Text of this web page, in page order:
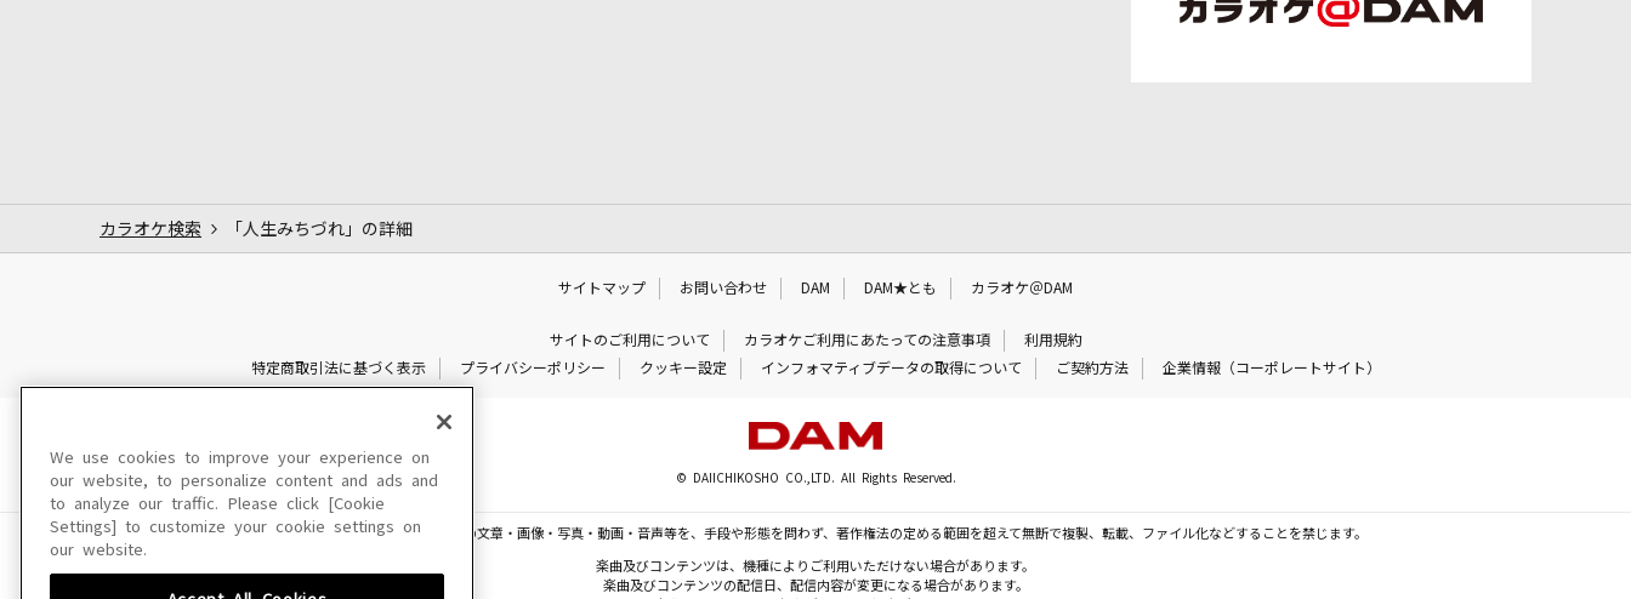
カラオケ検索 「人生みちづれ」の詳細
サイトマップ お問い合わせ DAM DAM★とも カラオケ＠DAM
サイトのご利用について カラオケご利用にあたっての注意事項
利用規約
特定商取引法に基づく表示
プライバシーポリシー クッキー設定 インフォマティブデータの取得について ご契約方法 企業情報（コーポレートサイト）
© DAIICHIKOSHO CO.,LTD. All Rights Reserved.
このサイトに掲載されている一切の文章・画像・写真・動画・音声等を、手段や形態を問わず、著作権法の定める範囲を超えて無断で複製、転載、ファイル化などすることを禁じます。
楽曲及びコンテンツは、機種によりご利用いただけない場合があります。
楽曲及びコンテンツの配信日、配信内容が変更になる場合があります。
We use cookies to improve your experience on
our website, to personalize content and ads and
to analyze our traffic. Please click [Cookie
Settings] to customize your cookie settings on
our website.